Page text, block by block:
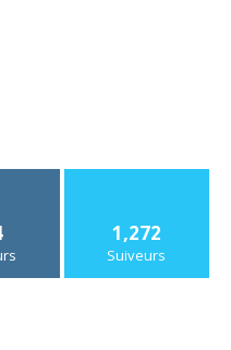
1,272
Suiveurs